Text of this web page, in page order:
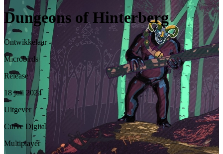
Dungeons of Hinterberg
Ontwikkelaar
Microbirds
Release
18 juli 2024
Uitgever
Curve Digital
Multiplayer